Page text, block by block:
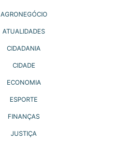
AGRONEGÓCIO
ATUALIDADES
CIDADANIA
CIDADE
ECONOMIA
ESPORTE
FINANÇAS
JUSTIÇA